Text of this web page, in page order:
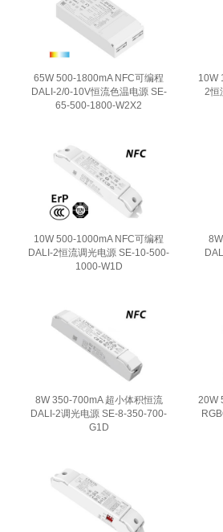
65W 500-1800mA NFC可编程
DALI-2/0-10V恒流色温电源 SE-
65-500-1800-W2X2
10W
2恒
10W 500-1000mA NFC可编程
DALI-2恒流调光电源 SE-10-500-
1000-W1D
8W 350-700mA 超小体积恒流
DALI-2调光电源 SE-8-350-700-
G1D
20W